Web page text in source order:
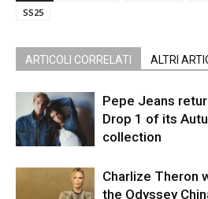
SS25
ARTICOLI CORRELATI ALTRI
Pepe Jeans
Drop 1 of its
collection
Charlize Theron
the Odyssey